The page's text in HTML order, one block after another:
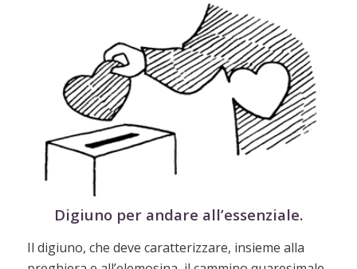
Digiuno per andare all’essenziale.
Il digiuno, che deve caratterizzare, insieme alla